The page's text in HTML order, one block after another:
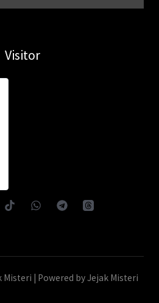
Visitor
| Powered by Jejak Misteri